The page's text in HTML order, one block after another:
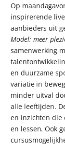
Op
inspirerende
aanbieders uit
Model: meer
samenwerking
en duurzame
variatie in
minder uitval
alle leeftijden.
en inzichten die
en lessen. Ook